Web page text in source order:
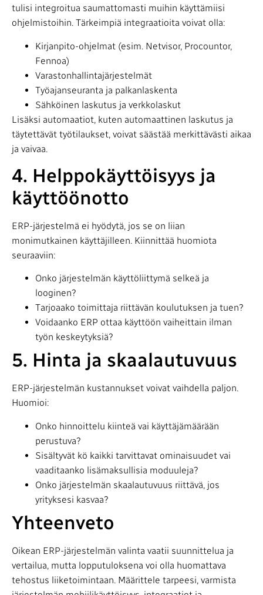
tulisi integroitua saumattomasti muihin käyttämiisi
ohjelmistoihin. Tärkeimpiä integraatioita voivat olla:
Kirjanpito-ohjelmat (esim. Netvisor, Procountor,
Fennoa)
Varastonhallintajärjestelmät
Työajanseuranta ja palkanlaskenta
Sähköinen laskutus ja verkkolaskut
Lisäksi automaatiot, kuten automaattinen laskutus ja
täytettävät työtilaukset, voivat säästää merkittävästi aikaa
ja vaivaa.
4. Helppokäyttöisyys ja
käyttöönotto
ERP-järjestelmä ei hyödytä, jos se on liian
monimutkainen käyttäjilleen. Kiinnittää huomiota
seuraaviin:
Onko järjestelmän käyttöliittymä selkeä ja
looginen?
Tarjoaako toimittaja riittävän koulutuksen ja tuen?
Voidaanko ERP ottaa käyttöön vaiheittain ilman
työn keskeytyksiä?
5. Hinta ja skaalautuvuus
ERP-järjestelmän kustannukset voivat vaihdella paljon.
Huomioi:
Onko hinnoittelu kiinteä vai käyttäjämäärään
perustuva?
Sisältyvät kö kaikki tarvittavat ominaisuudet vai
vaaditaanko lisämaksullisia moduuleja?
Onko järjestelmän skaalautuvuus riittävä, jos
yrityksesi kasvaa?
Yhteenveto
Oikean ERP-järjestelmän valinta vaatii suunnittelua ja
vertailua, mutta lopputuloksena voi olla huomattava
tehostus liiketoimintaan. Määrittele tarpeesi, varmista